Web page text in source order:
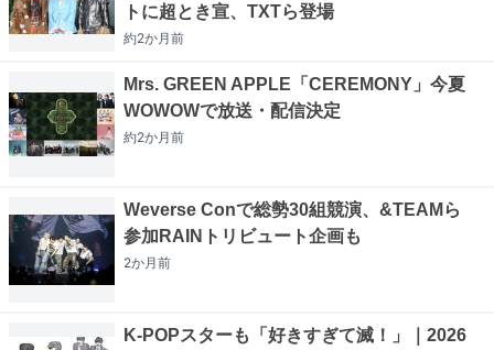
トに超とき宣、TXTら登場
約2か月前
Mrs. GREEN APPLE「CEREMONY」今夏
WOWOWで放送・配信決定
約2か月前
Weverse Conで総勢30組競演、&TEAMら
参加RAINトリビュート企画も
2か月前
K-POPスターも「好きすぎて滅！」｜2026